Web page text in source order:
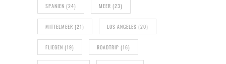
SPANIEN (24) MEER (23)
MITTELMEER (21) LOS ANGELES (20)
FLIEGEN (19) ROADTRIP (16)